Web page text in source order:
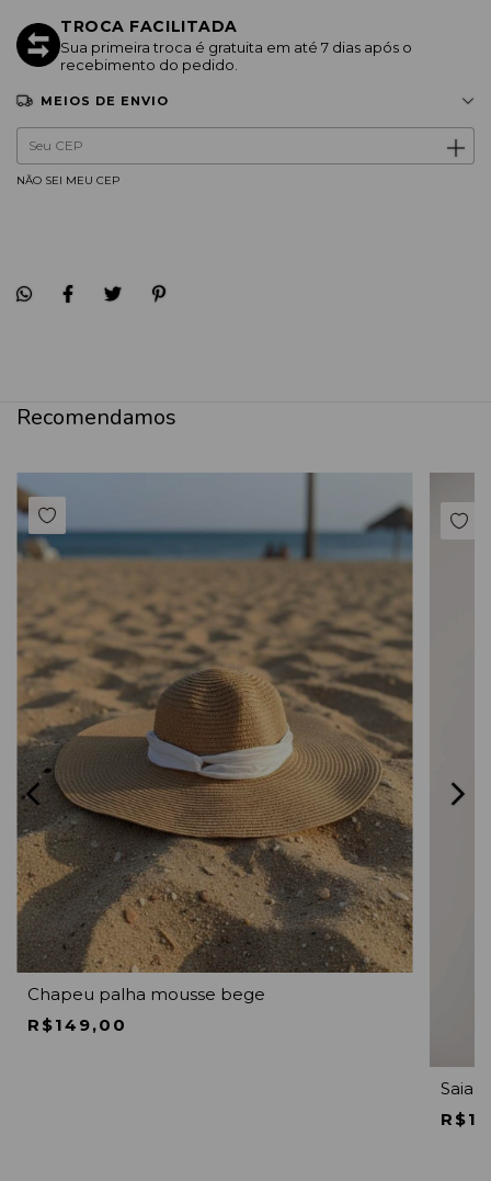
TROCA FACILITADA
Sua primeira troca é gratuita em até 7 dias após o
recebimento do pedido.
MEIOS DE ENVIO
Entregas para o CEP:
NÃO SEI MEU CEP
Recomendamos
Chapeu palha mousse bege
R$149,00
Saia